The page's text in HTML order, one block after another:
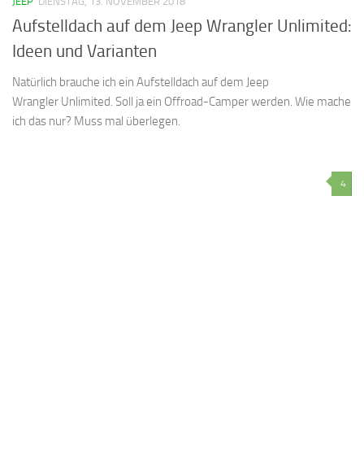
Aufstelldach auf dem Jeep Wrangler Unlimited:
Ideen und Varianten
Natürlich brauche ich ein Aufstelldach auf dem Jeep
Wrangler Unlimited. Soll ja ein Offroad-Camper werden. Wie mache
ich das nur? Muss mal überlegen.
4